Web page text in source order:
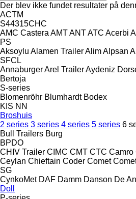
Der blev ikke fundet resultater på
ACTM
S44315CHC
AMC Castera AMTANTATC Acerbi
PS
Aksoylu Alamen TrailerAlimAlpsan
SFCL
AnnaburgerArel TrailerAydeniz
Bertoja
S-series
Blomenröhr Blumhardt Bodex
KIS NN
Broshuis
2 series 3 series 4 series 5 series 6
Bull Trailers Burg
BPDO
CHIV Trailer CIMC CMT CTC Camro
Ceylan Chieftain Coder Comet
SG
CynkoMet DAF Damm Danson De
Doll